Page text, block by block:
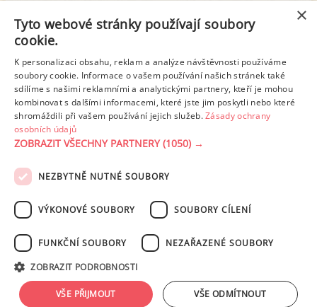
Tuk
z toho nas. mastné kyseliny
3.45 g
0.51 g
Detailní rozpis
PODMÍNKY UŽITÍ ZÁSADY OCHRANY OSOBNÍCH ÚDAJŮ
NASTAVENÍ COOKIES
tohoto serveru je bez písemného souhlasu provozovatele zakázáno.
Design: Eva Roverová
×
Tyto webové stránky používají soubory
cookie.
K personalizaci obsahu, reklam a analýze návštěvnosti používáme
soubory cookie. Informace o vašem používání našich stránek také
sdílíme s našimi reklamními a analytickými partnery, kteří je mohou
kombinovat s dalšími informacemi, které jste jim poskytli nebo které
shromáždili při vašem používání jejich služeb.Zásady ochrany
osobních údajů
ZOBRAZIT VŠECHNY PARTNERY(1050) →
NEZBYTNĚ NUTNÉ SOUBORY
VÝKONOVÉ SOUBORY SOUBORY CÍLENÍ
FUNKČNÍ SOUBORY NEZAŘAZENÉ SOUBORY
ZOBRAZIT PODROBNOSTI
VŠE PŘIJMOUT VŠE ODMÍTNOUT